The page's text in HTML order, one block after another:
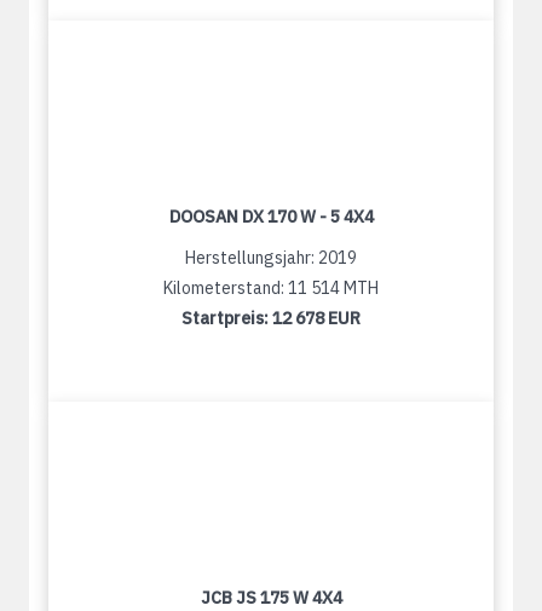
DOOSAN DX 170 W - 5 4X4
Herstellungsjahr: 2019
Kilometerstand: 11 514 MTH
Startpreis:12 678 EUR
JCB JS 175 W 4X4